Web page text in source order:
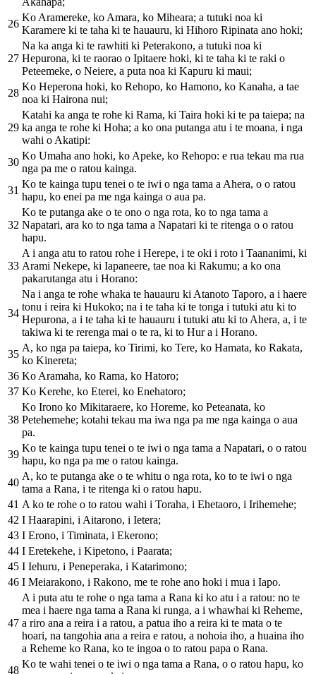
26
Ko Aramereke, ko Amara, ko Miheara; a tutuki noa ki
Karamere ki te taha ki te hauauru, ki Hihoro Ripinata ano hoki;
27
Na ka anga ki te rawhiti ki Peterakono, a tutuki noa ki
Hepurona, ki te raorao o Ipitaere hoki, ki te taha ki te raki o
Peteemeke, o Neiere, a puta noa ki Kapuru ki maui;
28
Ko Heperona hoki, ko Rehopo, ko Hamono, ko Kanaha, a tae
noa ki Hairona nui;
29
Katahi ka anga te rohe ki Rama, ki Taira hoki ki te pa taiepa; na
ka anga te rohe ki Hoha; a ko ona putanga atu i te moana, i nga
wahi o Akatipi:
30
Ko Umaha ano hoki, ko Apeke, ko Rehopo: e rua tekau ma rua
nga pa me o ratou kainga.
31
Ko te kainga tupu tenei o te iwi o nga tama a Ahera, o o ratou
hapu, ko enei pa me nga kainga o aua pa.
32
Ko te putanga ake o te ono o nga rota, ko to nga tama a
Napatari, ara ko to nga tama a Napatari ki te ritenga o o ratou
hapu.
33
A i anga atu to ratou rohe i Herepe, i te oki i roto i Taananimi, ki
Arami Nekepe, ki Iapaneere, tae noa ki Rakumu; a ko ona
pakarutanga atu i Horano:
34
Na i anga te rohe whaka te hauauru ki Atanoto Taporo, a i haere
tonu i reira ki Hukoko; na i te taha ki te tonga i tutuki atu ki to
Hepurona, a i te taha ki te hauauru i tutuki atu ki to Ahera, a, i te
takiwa ki te rerenga mai o te ra, ki to Hur a i Horano.
35
A, ko nga pa taiepa, ko Tirimi, ko Tere, ko Hamata, ko Rakata,
ko Kinereta;
36 Ko Aramaha, ko Rama, ko Hatoro;
37 Ko Kerehe, ko Eterei, ko Enehatoro;
38
Ko Irono ko Mikitaraere, ko Horeme, ko Peteanata, ko
Petehemehe; kotahi tekau ma iwa nga pa me nga kainga o aua
pa.
39
Ko te kainga tupu tenei o te iwi o nga tama a Napatari, o o ratou
hapu, ko nga pa me o ratou kainga.
40
A, ko te putanga ake o te whitu o nga rota, ko to te iwi o nga
tama a Rana, i te ritenga ki o ratou hapu.
41 A ko te rohe o to ratou wahi i Toraha, i Ehetaoro, i Irihemehe;
42 I Haarapini, i Aitarono, i Ietera;
43 I Erono, i Timinata, i Ekerono;
44 I Eretekehe, i Kipetono, i Paarata;
45 I Iehuru, i Peneperaka, i Katarimono;
46 I Meiarakono, i Rakono, me te rohe ano hoki i mua i Iapo.
47
A i puta atu te rohe o nga tama a Rana ki ko atu i a ratou: no te
mea i haere nga tama a Rana ki runga, a i whawhai ki Reheme,
a riro ana a reira i a ratou, a patua iho a reira ki te mata o te
hoari, na tangohia ana a reira e ratou, a nohoia iho, a huaina iho
a Reheme ko Rana, ko te ingoa o to ratou papa o Rana.
48
Ko te wahi tenei o te iwi o nga tama a Rana, o o ratou hapu, ko